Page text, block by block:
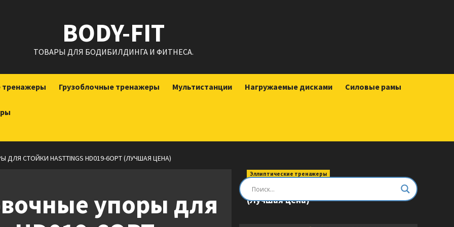
BODY-FIT
ТОВАРЫ ДЛЯ БОДИБИЛДИНГА И ФИТНЕСА.
тренажеры Грузоблочные тренажеры Мультистанции Нагружаемые дисками Силовые рамы
СТОЙКИ HASTTINGS HD019-6OPT (ЛУЧШАЯ ЦЕНА)
упоры для
Эллиптические тренажеры
Эллиптический тренажер DFC E8745T
(Лучшая цена)